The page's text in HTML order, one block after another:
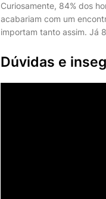
Curiosamente, 84% dos
acabariam com um
importam tanto assim. Já
Dúvidas e